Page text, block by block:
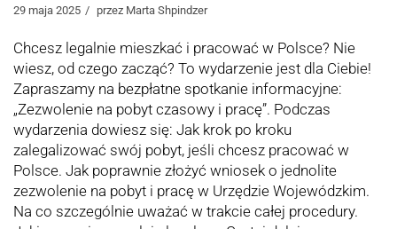
29 maja 2025 przez Marta Shpindzer
Chcesz legalnie mieszkać i pracować w Polsce? Nie
wiesz, od czego zacząć? To wydarzenie jest dla Ciebie!
Zapraszamy na bezpłatne spotkanie informacyjne:
„Zezwolenie na pobyt czasowy i pracę”. Podczas
wydarzenia dowiesz się: Jak krok po kroku
zalegalizować swój pobyt, jeśli chcesz pracować w
Polsce. Jak poprawnie złożyć wniosek o jednolite
zezwolenie na pobyt i pracę w Urzędzie Wojewódzkim.
Na co szczególnie uważać w trakcie całej procedury.